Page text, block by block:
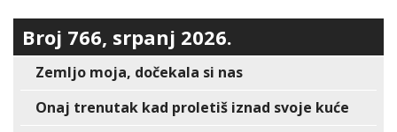
Broj 766, srpanj 2026.
Zemljo moja, dočekala si nas
Onaj trenutak kad proletiš iznad svoje kuće